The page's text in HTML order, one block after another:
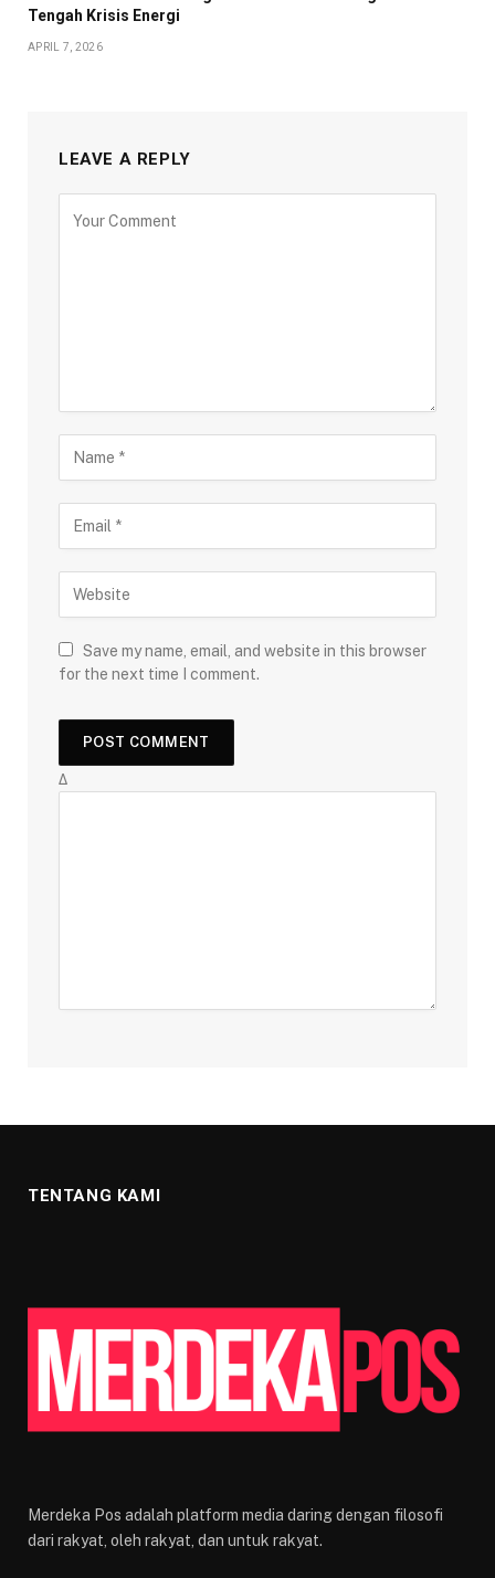
Tengah Krisis Energi
APRIL 7, 2026
LEAVE A REPLY
Save my name, email, and website in this browser
for the next time I comment.
Δ
TENTANG KAMI
Merdeka Pos adalah platform media daring dengan filosofi
dari rakyat, oleh rakyat, dan untuk rakyat.